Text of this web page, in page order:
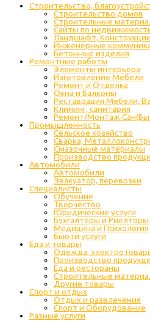
Строительство,
Строительство домов
Строительные
Сайты по
Ландшафт,
Инженерные
Бетонные изделия
Ремонтные работы
Элементы интерьера
Изготовление Мебели
Ремонт и Отделка
Окна и Балконы
Реставрация Мебели,
Клининг, санитария
Ремонт/Монтаж
Промышленность
Cельское хозяйство
Сварка,
Cмазочные материалы
Производство
Автомобили
Автомобили
Эвакуатор, перевозки
Специалисты
Обучение
Творчество
Юридические услуги
Бухгалтеры и Риелторы
Медицина и Психология
Бьюти услуги
Еда и товары
Одежда,
Производство
Еда и рестораны
Строительные
Другие товары
Спорт и отдых
Отдых и развлечения
Спорт и Оборудование
Разные услуги